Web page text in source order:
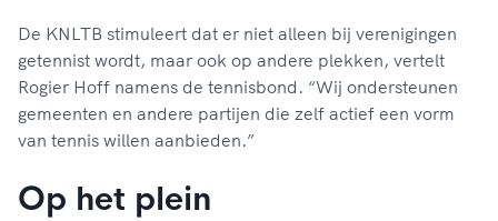
De KNLTB stimuleert dat er niet alleen bij verenigingen
getennist wordt, maar ook op andere plekken, vertelt
Rogier Hoff namens de tennisbond. “Wij ondersteunen
gemeenten en andere partijen die zelf actief een vorm
van tennis willen aanbieden.”
Op het plein